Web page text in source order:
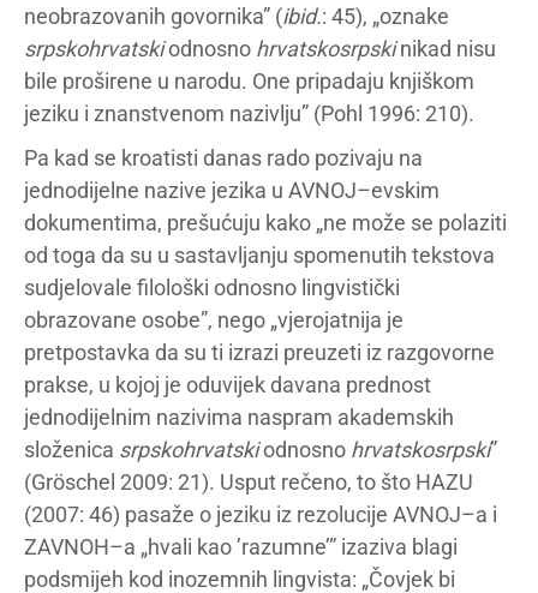
neobrazovanih govornika” (ibid.: 45), „oznake
srpskohrvatskiodnosno hrvatskosrpskinikad nisu
bile proširene u narodu. One pripadaju knjiškom
jeziku i znanstvenom nazivlju” (Pohl 1996: 210).
Pa kad se kroatisti danas rado pozivaju na
jednodijelne nazive jezika u AVNOJ–evskim
dokumentima, prešućuju kako „ne može se polaziti
od toga da su u sastavljanju spomenutih tekstova
sudjelovale filološki odnosno lingvistički
obrazovane osobe”, nego „vjerojatnija je
pretpostavka da su ti izrazi preuzeti iz razgovorne
prakse, u kojoj je oduvijek davana prednost
jednodijelnim nazivima naspram akademskih
složenica srpskohrvatskiodnosno hrvatskosrpski”
(Gröschel 2009: 21). Usput rečeno, to što HAZU
(2007: 46) pasaže o jeziku iz rezolucije AVNOJ–a i
ZAVNOH–a „hvali kao ’razumne’” izaziva blagi
podsmijeh kod inozemnih lingvista: „Čovjek bi